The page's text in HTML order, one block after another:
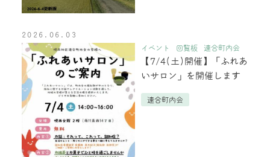
2026.06.03
イベント
回覧板 連合町内会
【7/4(土)開催】「ふれあ
いサロン」を開催します
連合町内会